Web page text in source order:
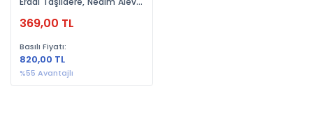
Ertaş, Esin Şahin, Derya
Azhar Qureshı, Katie Wade,
Tuğçe Gül, Patrick Enderle,
Ahmet İlhan Şen, Murat
Demirbaş, Kadir Demir,
369,00 TL
Basılı Fiyatı:
820,00 TL
%55 Avantajlı